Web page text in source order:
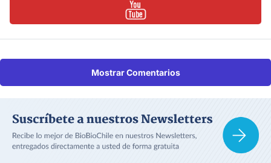
Mostrar Comentarios